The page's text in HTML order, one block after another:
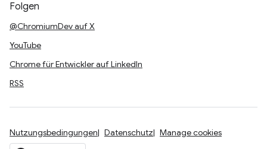
Folgen
@ChromiumDev auf X
YouTube
Chrome für Entwickler auf LinkedIn
RSS
Nutzungsbedingungen Datenschutz Manage cookies